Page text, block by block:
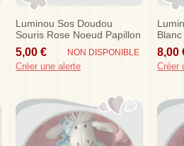
Luminou Sos Doudou
Souris Rose Noeud Papillon
Jemini
5,00 € NON DISPONIBLE
Créer une alerte
8,00
Créer